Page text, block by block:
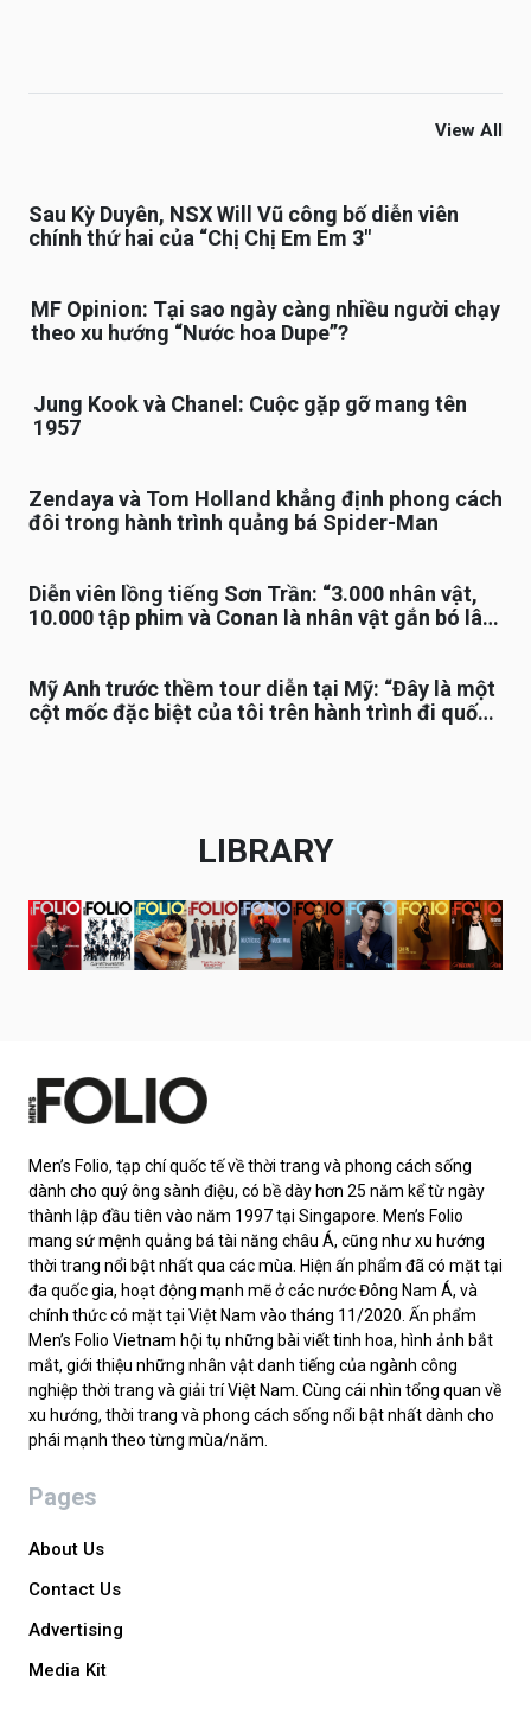
View All
Sau Kỳ Duyên, NSX Will Vũ công bố diễn viên
chính thứ hai của “Chị Chị Em Em 3″
MF Opinion: Tại sao ngày càng nhiều người chạy
theo xu hướng “Nước hoa Dupe”?
Jung Kook và Chanel: Cuộc gặp gỡ mang tên
1957
Zendaya và Tom Holland khẳng định phong cách
đôi trong hành trình quảng bá Spider-Man
Diễn viên lồng tiếng Sơn Trần: “3.000 nhân vật,
10.000 tập phim và Conan là nhân vật gắn bó lâu
Mỹ Anh trước thềm tour diễn tại Mỹ: “Đây là một
cột mốc đặc biệt của tôi trên hành trình đi quốc
LIBRARY
Men’s Folio, tạp chí quốc tế về thời trang và phong cách sống
dành cho quý ông sành điệu, có bề dày hơn 25 năm kể từ ngày
thành lập đầu tiên vào năm 1997 tại Singapore. Men’s Folio
mang sứ mệnh quảng bá tài năng châu Á, cũng như xu hướng
thời trang nổi bật nhất qua các mùa. Hiện ấn phẩm đã có mặt tại
đa quốc gia, hoạt động mạnh mẽ ở các nước Đông Nam Á, và
chính thức có mặt tại Việt Nam vào tháng 11/2020. Ấn phẩm
Men’s Folio Vietnam hội tụ những bài viết tinh hoa, hình ảnh bắt
mắt, giới thiệu những nhân vật danh tiếng của ngành công
nghiệp thời trang và giải trí Việt Nam. Cùng cái nhìn tổng quan về
xu hướng, thời trang và phong cách sống nổi bật nhất dành cho
phái mạnh theo từng mùa/năm.
Pages
About Us
Contact Us
Advertising
Media Kit